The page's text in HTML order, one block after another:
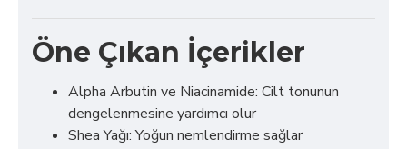
Öne Çıkan İçerikler
Alpha Arbutin ve Niacinamide: Cilt tonunun
dengelenmesine yardımcı olur
Shea Yağı: Yoğun nemlendirme sağlar